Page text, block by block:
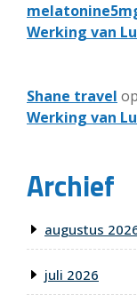
Werking van
Shane travel op
Werking van
Archief
augustus
juli 2026